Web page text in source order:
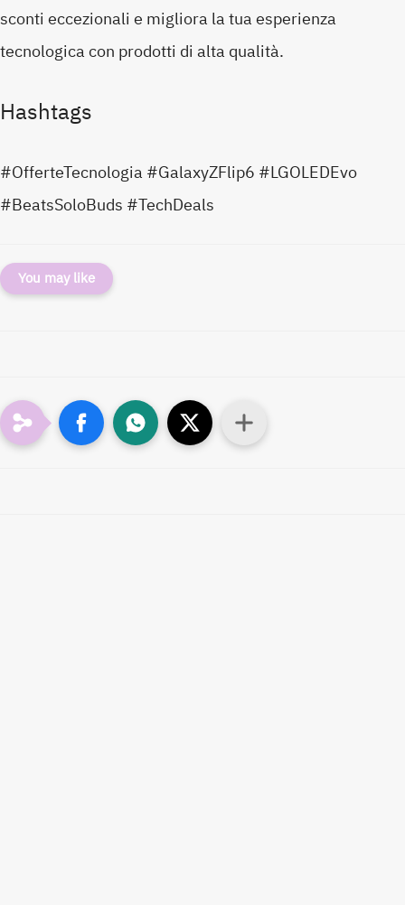
sconti eccezionali e migliora la tua esperienza
tecnologica con prodotti di alta qualità.
Hashtags
#OfferteTecnologia #GalaxyZFlip6 #LGOLEDEvo
#BeatsSoloBuds #TechDeals
You may like